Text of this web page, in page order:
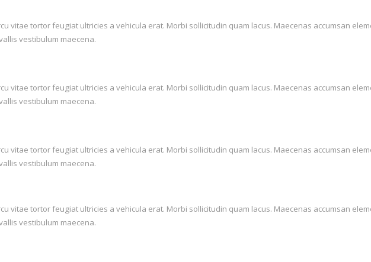
vitae tortor feugiat ultricies a vehicula erat. Morbi sollicitudin quam lacus. Maecenas accumsan
vestibulum maecena.
vitae tortor feugiat ultricies a vehicula erat. Morbi sollicitudin quam lacus. Maecenas accumsan
vestibulum maecena.
vitae tortor feugiat ultricies a vehicula erat. Morbi sollicitudin quam lacus. Maecenas accumsan
vestibulum maecena.
vitae tortor feugiat ultricies a vehicula erat. Morbi sollicitudin quam lacus. Maecenas accumsan
vestibulum maecena.